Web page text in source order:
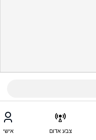
צבע אדום אישי